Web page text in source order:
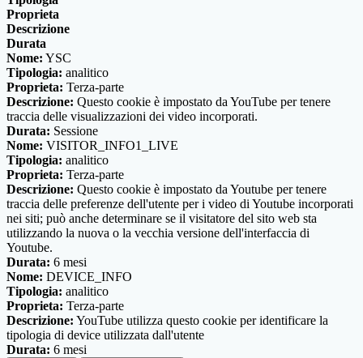
Proprieta
Descrizione
Durata
Nome: YSC
Tipologia: analitico
Proprieta: Terza-parte
Descrizione: Questo cookie è impostato da YouTube per tenere
traccia delle visualizzazioni dei video incorporati.
Durata: Sessione
Nome: VISITOR_INFO1_LIVE
Tipologia: analitico
Proprieta: Terza-parte
Descrizione: Questo cookie è impostato da Youtube per tenere
traccia delle preferenze dell'utente per i video di Youtube incorporati
nei siti; può anche determinare se il visitatore del sito web sta
utilizzando la nuova o la vecchia versione dell'interfaccia di
Youtube.
Durata: 6 mesi
Nome: DEVICE_INFO
Tipologia: analitico
Proprieta: Terza-parte
Descrizione: YouTube utilizza questo cookie per identificare la
tipologia di device utilizzata dall'utente
Durata: 6 mesi